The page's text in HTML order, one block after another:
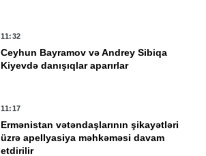
11:32
Ceyhun Bayramov və Andrey Sibiqa
Kiyevdə danışıqlar aparırlar
11:17
Ermənistan vətəndaşlarının şikayətləri
üzrə apellyasiya məhkəməsi davam
etdirilir